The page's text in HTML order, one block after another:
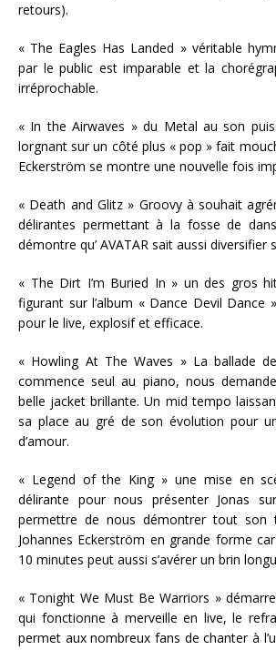
retours).
« The Eagles Has Landed » véritable
par le public est imparable et la
irréprochable.
« In the Airwaves » du Metal au son
lorgnant sur un côté plus « pop » fait
Eckerström se montre une nouvelle fois
« Death and Glitz » Groovy à souhait
délirantes permettant à la fosse de
démontre qu’ AVATAR sait aussi diversifier
« The Dirt I’m Buried In » un des gros
figurant sur l’album « Dance Devil Dance
pour le live, explosif et efficace.
« Howling At The Waves » La ballade
commence seul au piano, nous
belle jacket brillante. Un mid tempo
sa place au gré de son évolution pour
d’amour.
« Legend of the King » une mise en
délirante pour nous présenter Jonas
permettre de nous démontrer tout son
Johannes Eckerström en grande forme
10 minutes peut aussi s’avérer un brin
« Tonight We Must Be Warriors »
qui fonctionne à merveille en live, le
permet aux nombreux fans de chanter à